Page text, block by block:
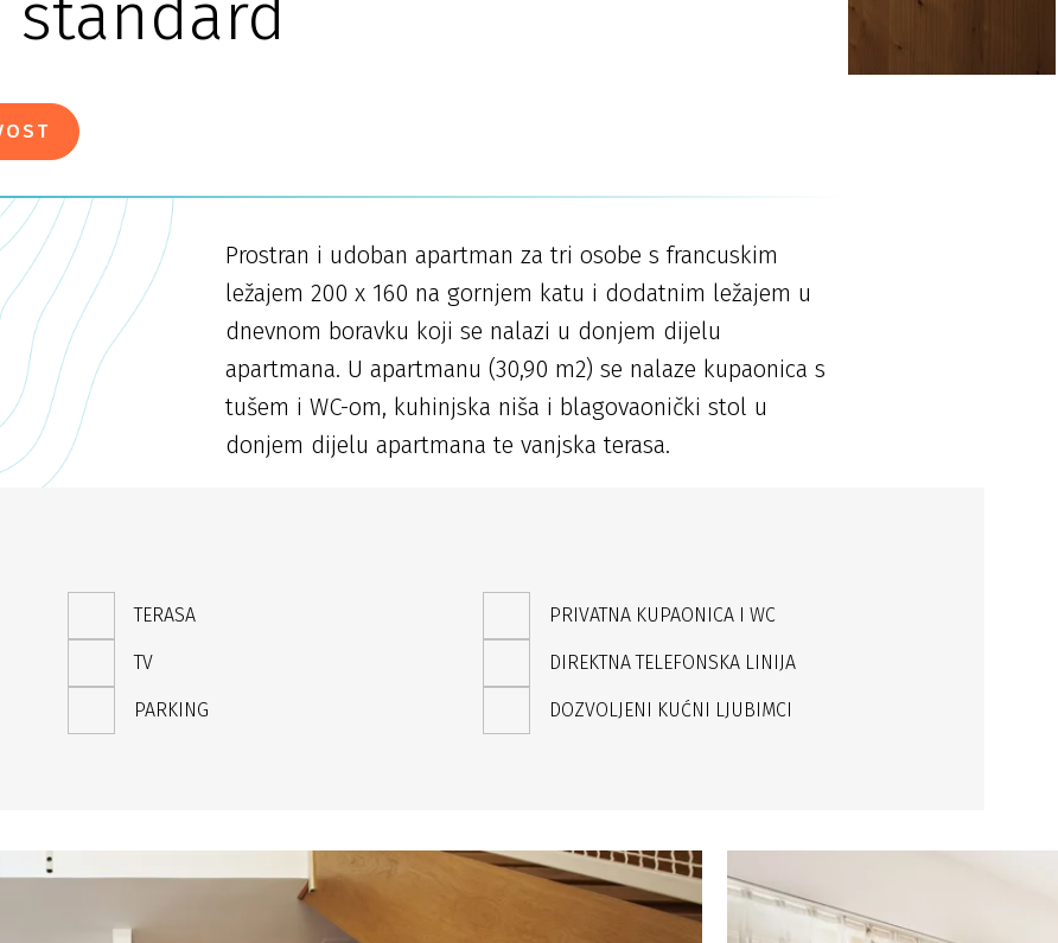
Prostran i udoban apartman za tri osobe s francuskim
ležajem 200 x 160 na gornjem katu i dodatnim ležajem u
dnevnom boravku koji se nalazi u donjem dijelu
apartmana. U apartmanu (30,90 m2) se nalaze kupaonica s
tušem i WC-om, kuhinjska niša i blagovaonički stol u
donjem dijelu apartmana te vanjska terasa.
TERASA PRIVATNA KUPAONICA I WC
TV DIREKTNA TELEFONSKA LINIJA
PARKING DOZVOLJENI KUĆNI LJUBIMCI